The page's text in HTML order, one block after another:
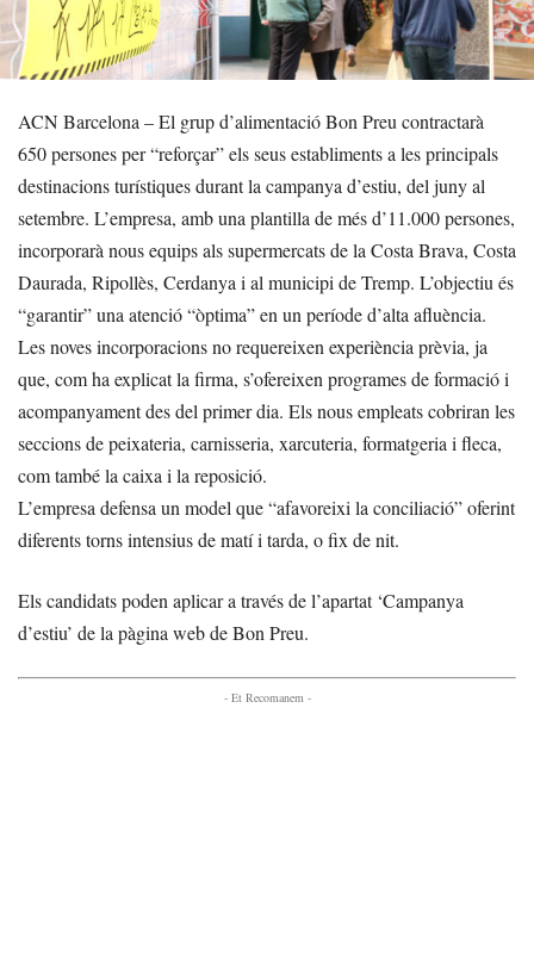
ACN Barcelona – El grup d’alimentació Bon Preu contractarà
650 persones per “reforçar” els seus establiments a les principals
destinacions turístiques durant la campanya d’estiu, del juny al
setembre. L’empresa, amb una plantilla de més d’11.000 persones,
incorporarà nous equips als supermercats de la Costa Brava, Costa
Daurada, Ripollès, Cerdanya i al municipi de Tremp. L’objectiu és
“garantir” una atenció “òptima” en un període d’alta afluència.
Les noves incorporacions no requereixen experiència prèvia, ja
que, com ha explicat la firma, s’ofereixen programes de formació i
acompanyament des del primer dia. Els nous empleats cobriran les
seccions de peixateria, carnisseria, xarcuteria, formatgeria i fleca,
com també la caixa i la reposició.
L’empresa defensa un model que “afavoreixi la conciliació” oferint
diferents torns intensius de matí i tarda, o fix de nit.
Els candidats poden aplicar a través de l’apartat ‘Campanya
d’estiu’ de la pàgina web de Bon Preu.
- Et Recomanem -